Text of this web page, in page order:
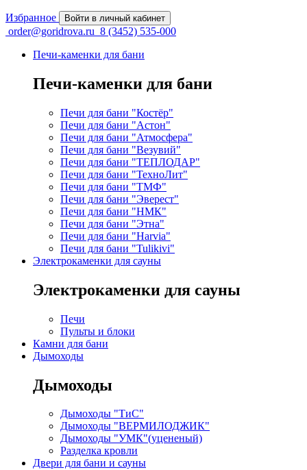
Избранное Войти в личный кабинет
order@goridrova.ru 8 (3452) 535-000
Печи-каменки для бани
Печи-каменки для бани
Печи для бани "Костёр"
Печи для бани "Астон"
Печи для бани "Атмосфера"
Печи для бани "Везувий"
Печи для бани "ТЕПЛОДАР"
Печи для бани "ТехноЛит"
Печи для бани "ТМФ"
Печи для бани "Эверест"
Печи для бани "НМК"
Печи для бани "Этна"
Печи для бани "Harvia"
Печи для бани "Tulikivi"
Электрокаменки для сауны
Электрокаменки для сауны
Печи
Пульты и блоки
Камни для бани
Дымоходы
Дымоходы
Дымоходы "ТиС"
Дымоходы "ВЕРМИЛОДЖИК"
Дымоходы "УМК"(уцененый)
Разделка кровли
Двери для бани и сауны